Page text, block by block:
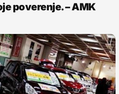
poverenje. – AMK